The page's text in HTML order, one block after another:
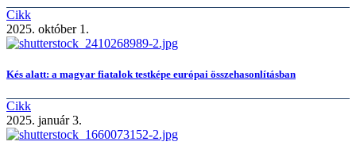
Cikk
2025. október 1.
Kés alatt: a magyar fiatalok testképe európai összehasonlításban
Cikk
2025. január 3.